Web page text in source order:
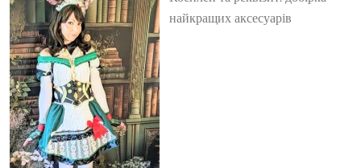
найкращих аксесуарів